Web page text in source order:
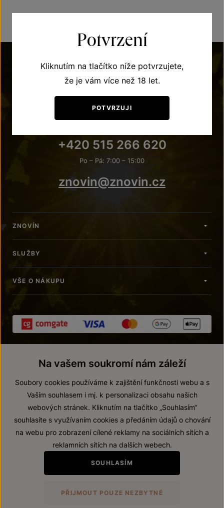
+420 515 266 620
Po – Pá: 7:00 – 15:00
znovin@znovin.cz
ZNOVÍN
SLUŽBY
VŠE O NÁKUPU
© 2026 ZNOVÍN ZNOJMO, a. s.
Prohlášení o přístupnosti
Zákaz prodeje alkoholických nápojů osobám mladším 18 let.
VytvořilwebProgress
Potvrzení
Kliknutím na tlačítko níže potvrzujete,
že je vám více než 18 let.
POTVRZUJI
Na vašem soukromí nám záleží
Soubory cookies používáme k zajištění funkčnosti webu a s
Vaším souhlasem i mj. k personalizaci obsahu našich
webových stránek. Kliknutím na tlačítko „Souhlasím“
souhlasíte s využívaním cookies a předáním údajů o chování
na webu pro zobrazení cílené reklamy na sociálních sítích a
reklamních sítích na dalších webech.
SOUHLASÍM
PŘIJMOUT POUZE NEZBYTNÉ